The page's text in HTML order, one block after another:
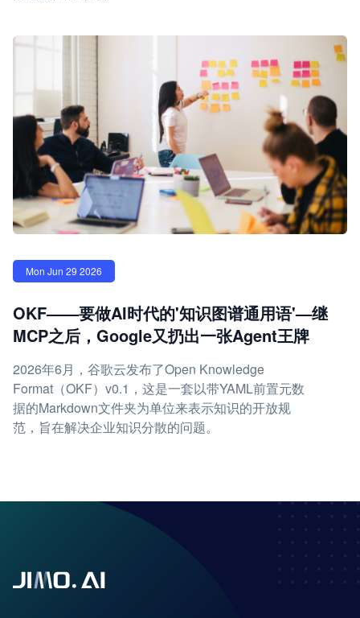
Mon Jun 29 2026
OKF——要做AI时代的'知识图谱通用语'—继
MCP之后，Google又扔出一张Agent王牌
2026年6月，谷歌云发布了Open Knowledge
Format（OKF）v0.1，这是一套以带YAML前置元数
据的Markdown文件夹为单位来表示知识的开放规
范，旨在解决企业知识分散的问题。